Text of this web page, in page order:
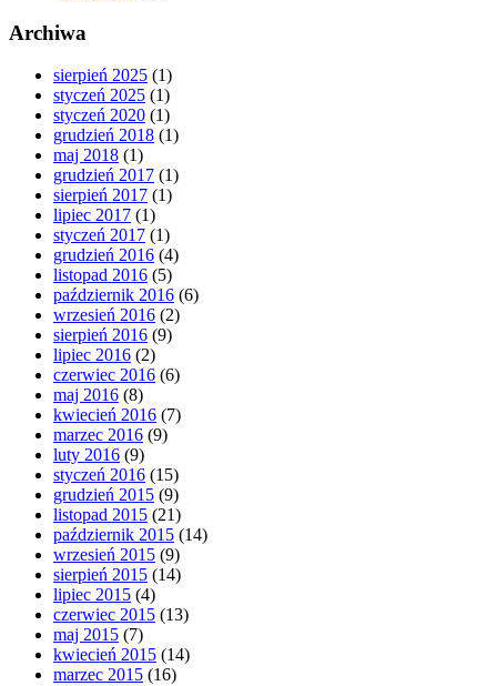
Archiwa
sierpień 2025 (1)
styczeń 2025 (1)
styczeń 2020 (1)
grudzień 2018 (1)
maj 2018 (1)
grudzień 2017 (1)
sierpień 2017 (1)
lipiec 2017 (1)
styczeń 2017 (1)
grudzień 2016 (4)
listopad 2016 (5)
październik 2016 (6)
wrzesień 2016 (2)
sierpień 2016 (9)
lipiec 2016 (2)
czerwiec 2016 (6)
maj 2016 (8)
kwiecień 2016 (7)
marzec 2016 (9)
luty 2016 (9)
styczeń 2016 (15)
grudzień 2015 (9)
listopad 2015 (21)
październik 2015 (14)
wrzesień 2015 (9)
sierpień 2015 (14)
lipiec 2015 (4)
czerwiec 2015 (13)
maj 2015 (7)
kwiecień 2015 (14)
marzec 2015 (16)